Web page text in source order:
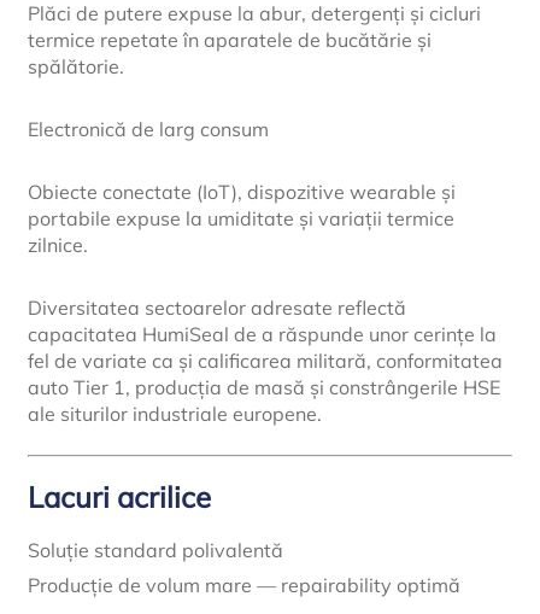
Plăci de putere expuse la abur, detergenți și cicluri
termice repetate în aparatele de bucătărie și
spălătorie.
Electronică de larg consum
Obiecte conectate (IoT), dispozitive wearable și
portabile expuse la umiditate și variații termice
zilnice.
Diversitatea sectoarelor adresate reflectă
capacitatea HumiSeal de a răspunde unor cerințe la
fel de variate ca și calificarea militară, conformitatea
auto Tier 1, producția de masă și constrângerile HSE
ale siturilor industriale europene.
Lacuri acrilice
Soluție standard polivalentă
Producție de volum mare — repairability optimă